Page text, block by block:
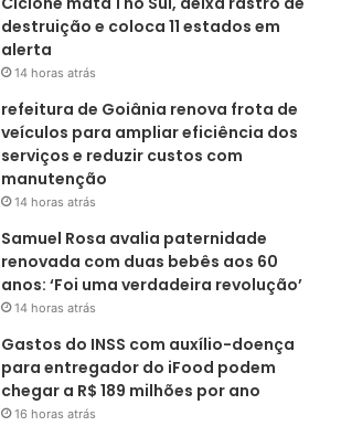
destruição e coloca 11 estados em
alerta
14 horas atrás
refeitura de Goiânia renova frota de
veículos para ampliar eficiência dos
serviços e reduzir custos com
manutenção
14 horas atrás
Samuel Rosa avalia paternidade
renovada com duas bebês aos 60
anos: ‘Foi uma verdadeira revolução’
14 horas atrás
Gastos do INSS com auxílio-doença
para entregador do iFood podem
chegar a R$ 189 milhões por ano
16 horas atrás